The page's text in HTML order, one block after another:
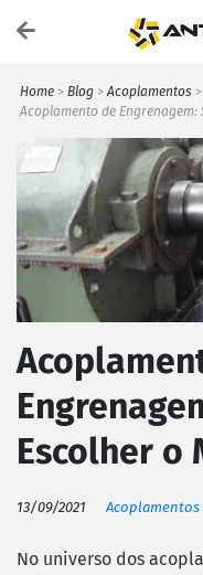
Home > Blog > Acoplamentos >
Acoplamento de Engrenagem:
Escolher o
13/09/2021 Acoplamentos
No universo dos